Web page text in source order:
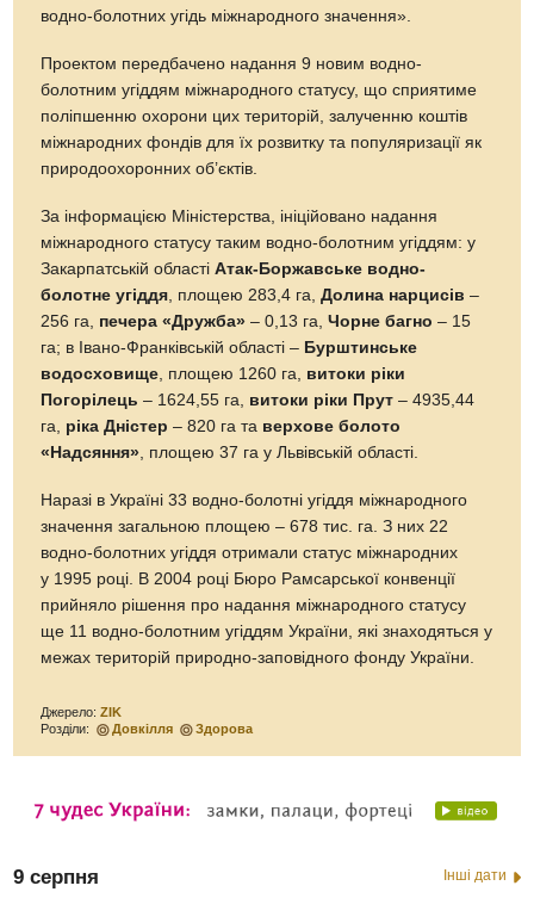
водно-болотних угідь міжнародного значення».
Проектом передбачено надання 9 новим водно-
болотним угіддям міжнародного статусу, що сприятиме
поліпшенню охорони цих територій, залученню коштів
міжнародних фондів для їх розвитку та популяризації як
природоохоронних об’єктів.
За інформацією Міністерства, ініційовано надання
міжнародного статусу таким водно-болотним угіддям: у
Закарпатській областіАтак-Боржавське водно-
болотне угіддя , площею 283,4 га,Долина нарцисів –
256 га, печера «Дружба» – 0,13 га,Чорне багно – 15
га; в Івано-Франківській області – Бурштинське
водосховище , площею 1260 га, витоки ріки
Погорілець – 1624,55 га, витоки ріки Прут – 4935,44
га, ріка Дністер – 820 га та верхове болото
«Надсяння» , площею 37 га у Львівській області.
Наразі в Україні 33 водно-болотні угіддя міжнародного
значення загальною площею – 678 тис. га. З них 22
водно-болотних угіддя отримали статус міжнародних
у 1995 році. В 2004 році Бюро Рамсарської конвенції
прийняло рішення про надання міжнародного статусу
ще 11 водно-болотним угіддям України, які знаходяться у
межах територій природно-заповідного фонду України.
Джерело:ZIK
Розділи:
Довкілля Здорова
9 серпня Інші дати